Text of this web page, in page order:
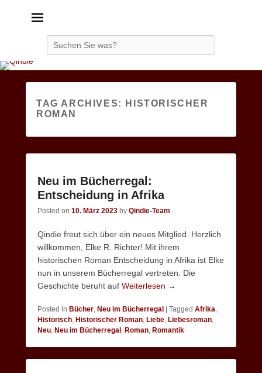
TAG ARCHIVES:
HISTORISCHER
ROMAN
Neu im Bücherregal:
Entscheidung in Afrika
Posted on 10. März 2023 by Qindie-Team
Qindie freut sich über ein neues Mitglied. Herzlich
willkommen, Elke R. Richter! Mit ihrem
historischen Roman Entscheidung in Afrika ist Elke
nun in unserem Bücherregal vertreten. Die
Geschichte beruht auf Weiterlesen →
Posted in Bücher, Neu im Bücherregal Tagged Afrika,
Historisch, Historischer Roman, Liebe, Liebesroman,
Neu, Neu im Bücherregal , Roman, Romantik